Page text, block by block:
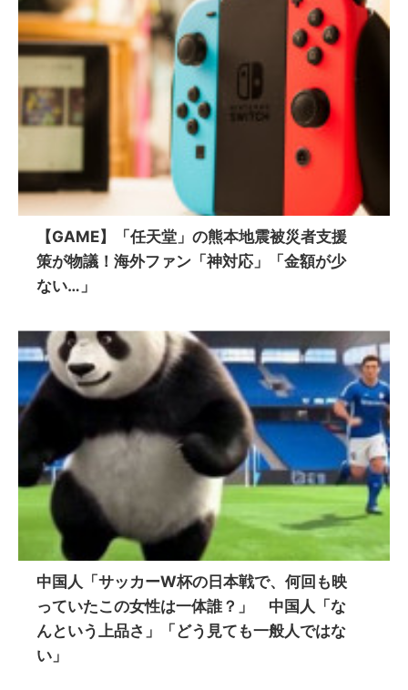
【GAME】「任天堂」の熊本地震被災者支援
策が物議！海外ファン「神対応」「金額が少
ない…」
中国人「サッカーW杯の日本戦で、何回も映
っていたこの女性は一体誰？」 中国人「な
んという上品さ」「どう見ても一般人ではな
い」